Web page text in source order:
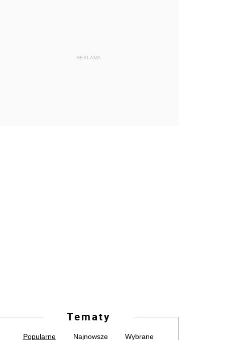
REKLAMA
Tematy
Popularne Najnowsze Wybrane